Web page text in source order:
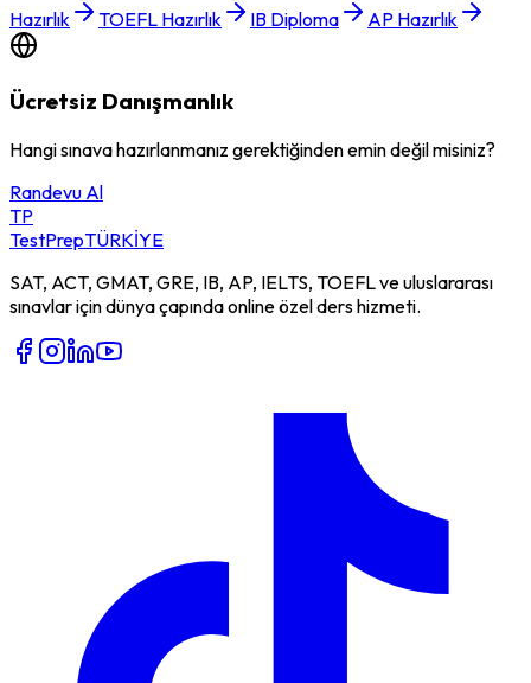
Hazırlık
TOEFL Hazırlık IB Diploma AP Hazırlık
Ücretsiz Danışmanlık
Hangi sınava hazırlanmanız gerektiğinden emin değil misiniz?
Randevu Al
TP
TestPrepTÜRKİYE
SAT, ACT, GMAT, GRE, IB, AP, IELTS, TOEFL ve uluslararası
sınavlar için dünya çapında online özel ders hizmeti.